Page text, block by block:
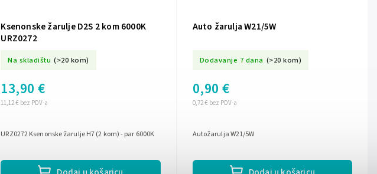
Ksenonske žarulje D2S 2 kom 6000K
URZ0272
Na skladištu (>20 kom)
11,12 € bez PDV-a
13,90 €
URZ0272 Ksenonske žarulje H7 (2 kom) - par 6000K
Auto žarulja W21/5W
Dodavanje 7 dana (>20 kom)
0,72 € bez PDV-a
0,90 €
Autožarulja W21/5W